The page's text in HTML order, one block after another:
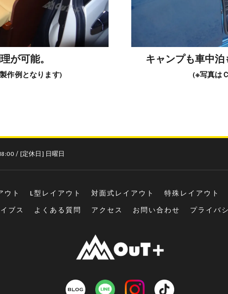
が可能。
作例となります)
キャンプも車中
(※写真は
/ [定休日] 日曜日
ウト L型レイアウト 対面式レイアウト 特殊レイアウト
ブス
よくある質問 アクセス お問い合わせ プライバ